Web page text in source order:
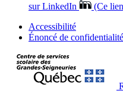
sur LinkedIn
(Ce
Accessibilité
Énoncé de confidentialité